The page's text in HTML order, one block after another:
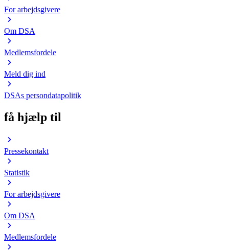
For arbejdsgivere
Om DSA
Medlemsfordele
Meld dig ind
DSAs persondatapolitik
få hjælp til
Pressekontakt
Statistik
For arbejdsgivere
Om DSA
Medlemsfordele